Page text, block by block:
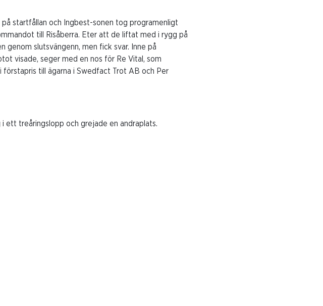
startfållan och Ingbest-sonen tog programenligt
till Risåberra. Eter att de liftat med i rygg på
genom slutsvängenn, men fick svar. Inne på
visade, seger med en nos för Re Vital, som
till ägarna i Swedfact Trot AB och Per
ett treåringslopp och grejade en andraplats.